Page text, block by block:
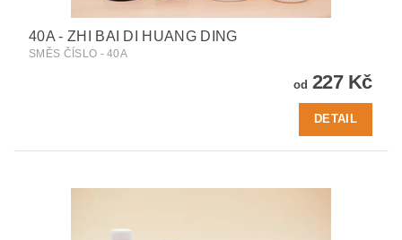
40A - ZHI BAI DI HUANG DING
SMĚS ČÍSLO - 40A
od 227 Kč
DETAIL